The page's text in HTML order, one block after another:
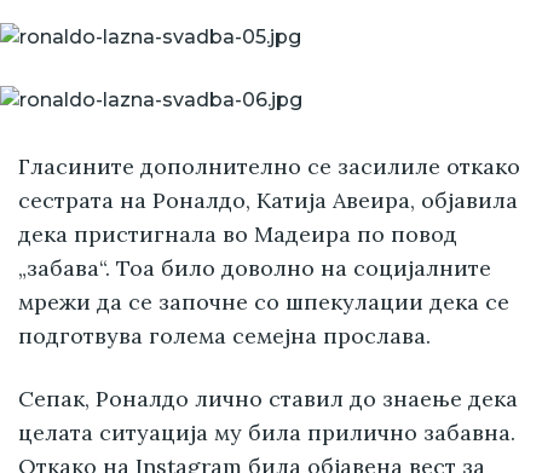
Гласините дополнително се засилиле откако
сестрата на Роналдо, Катија Авеира, објавила
дека пристигнала во Мадеира по повод
„забава“. Тоа било доволно на социјалните
мрежи да се започне со шпекулации дека се
подготвува голема семејна прослава.
Сепак, Роналдо лично ставил до знаење дека
целата ситуација му била прилично забавна.
Откако на Instagram била објавена вест за